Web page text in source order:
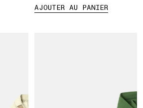
AJOUTER AU PANIER